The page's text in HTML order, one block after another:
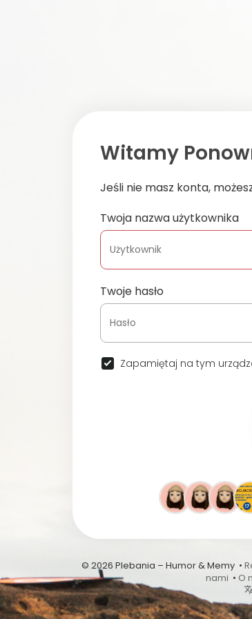
Witamy
Jeśli nie masz konta,
Twoja nazwa użytkownika
Twoje hasło
Zapamiętaj na tym
© 2026 Plebania – Humor & Memy •
nami • O